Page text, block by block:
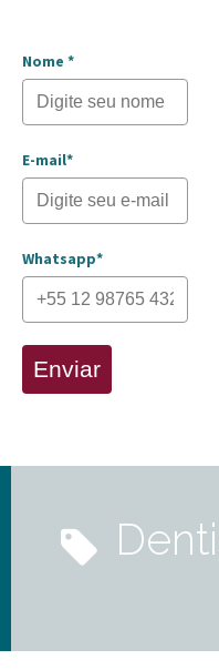
Nome *
E-mail*
Whatsapp*
Enviar